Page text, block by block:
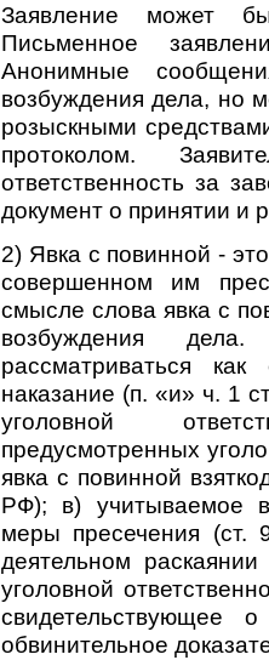
Заявление может
Письменное
Анонимные
возбуждения дела, но
розыскными
протоколом.
ответственность за
документ о принятии и
2) Явка с повинной -
совершенном им
смысле слова явка с
возбуждения
рассматриваться
наказание (п. «и» ч. 1
уголовной
предусмотренных
явка с повинной
РФ); в) учитываемое
меры пресечения (ст.
деятельном
уголовной
обвинительное